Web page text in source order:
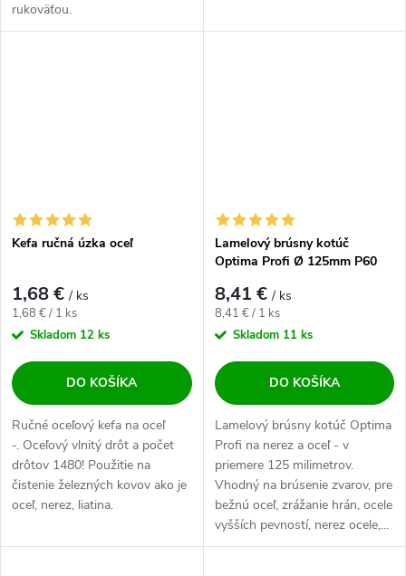
rukoväťou.
Kefa ručná úzka oceľ
1,68 €/ ks
Jednotková cena:
1,68 € / 1 ks
Skladom 12 ks
DO KOŠÍKA
Ručné oceľový kefa na oceľ
-. Oceľový vlnitý drôt a počet
drôtov 1480! Použitie na
čistenie železných kovov ako je
oceľ, nerez, liatina.
Lamelový brúsny kotúč
Optima Profi Ø 125mm P60
8,41 €/ ks
Jednotková cena:
8,41 € / 1 ks
Skladom 11 ks
DO KOŠÍKA
Lamelový brúsny kotúč Optima
Profi na nerez a oceľ - v
priemere 125 milimetrov.
Vhodný na brúsenie zvarov, pre
bežnú oceľ, zrážanie hrán, ocele
vyšších pevností, nerez ocele,...